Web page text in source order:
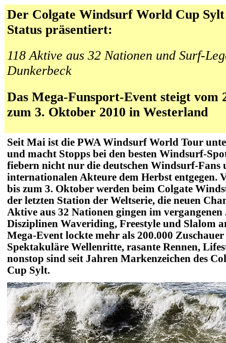
Der Colgate Windsurf World Cup
Status präsentiert:
118 Aktive aus 32 Nationen und Surf-
Dunkerbeck
Das Mega-Funsport-Event steigt vom
zum 3. Oktober 2010 in Westerland
Seit Mai ist die PWA Windsurf World Tour
und macht Stopps bei den besten Windsurf-
fiebern nicht nur die deutschen Windsurf-Fans
internationalen Akteure dem Herbst entgegen.
bis zum 3. Oktober werden beim Colgate
der letzten Station der Weltserie, die neuen
Aktive aus 32 Nationen gingen im
Disziplinen Waveriding, Freestyle und Slalom
Mega-Event lockte mehr als 200.000
Spektakuläre Wellenritte, rasante Rennen,
nonstop sind seit Jahren Markenzeichen des
Cup Sylt.